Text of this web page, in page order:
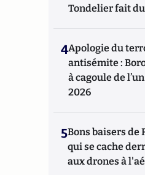
Tondelier fait
4Apologie du
antisémite :
à cagoule de
2026
5Bons baisers de
qui se cache
aux drones à